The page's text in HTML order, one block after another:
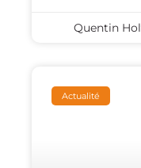
Quentin
Actualité